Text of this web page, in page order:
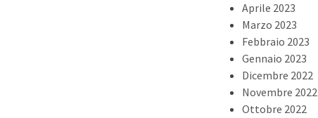
Aprile 2023
Marzo 2023
Febbraio 2023
Gennaio 2023
Dicembre 2022
Novembre 2022
Ottobre 2022